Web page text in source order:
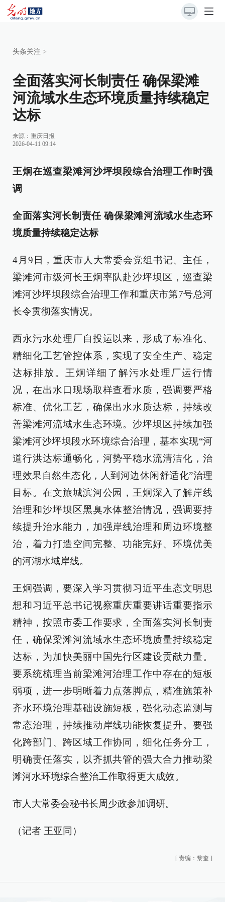
头条关注 >
全面落实河长制责任 确保梁滩
河流域水生态环境质量持续稳定
达标
来源： 重庆日报
2026-04-11 09:14
王炯在巡查梁滩河沙坪坝段综合治理工作时强
调
全面落实河长制责任 确保梁滩河流域水生态环
境质量持续稳定达标
4月9日，重庆市人大常委会党组书记、主任，
梁滩河市级河长王炯率队赴沙坪坝区，巡查梁
滩河沙坪坝段综合治理工作和重庆市第7号总河
长令贯彻落实情况。
西永污水处理厂自投运以来，形成了标准化、
精细化工艺管控体系，实现了安全生产、稳定
达标排放。王炯详细了解污水处理厂运行情
况，在出水口现场取样查看水质，强调要严格
标准、优化工艺，确保出水水质达标，持续改
善梁滩河流域水生态环境。沙坪坝区持续加强
梁滩河沙坪坝段水环境综合治理，基本实现“河
道行洪达标通畅化，河势平稳水流清洁化，治
理效果自然生态化，人到河边休闲舒适化”治理
目标。在文旅城滨河公园，王炯深入了解岸线
治理和沙坪坝区黑臭水体整治情况，强调要持
续提升治水能力，加强岸线治理和周边环境整
治，着力打造空间完整、功能完好、环境优美
的河湖水域岸线。
王炯强调，要深入学习贯彻习近平生态文明思
想和习近平总书记视察重庆重要讲话重要指示
精神，按照市委工作要求，全面落实河长制责
任，确保梁滩河流域水生态环境质量持续稳定
达标，为加快美丽中国先行区建设贡献力量。
要系统梳理当前梁滩河治理工作中存在的短板
弱项，进一步明晰着力点落脚点，精准施策补
齐水环境治理基础设施短板，强化动态监测与
常态治理，持续推动岸线功能恢复提升。要强
化跨部门、跨区域工作协同，细化任务分工，
明确责任落实，以齐抓共管的强大合力推动梁
滩河水环境综合整治工作取得更大成效。
市人大常委会秘书长周少政参加调研。
（记者 王亚同）
[ 责编：黎奎 ]